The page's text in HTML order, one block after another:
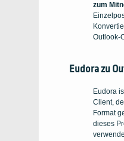
zum
Outlook-
Eudora zu
Eudora
Client,
Format
dieses